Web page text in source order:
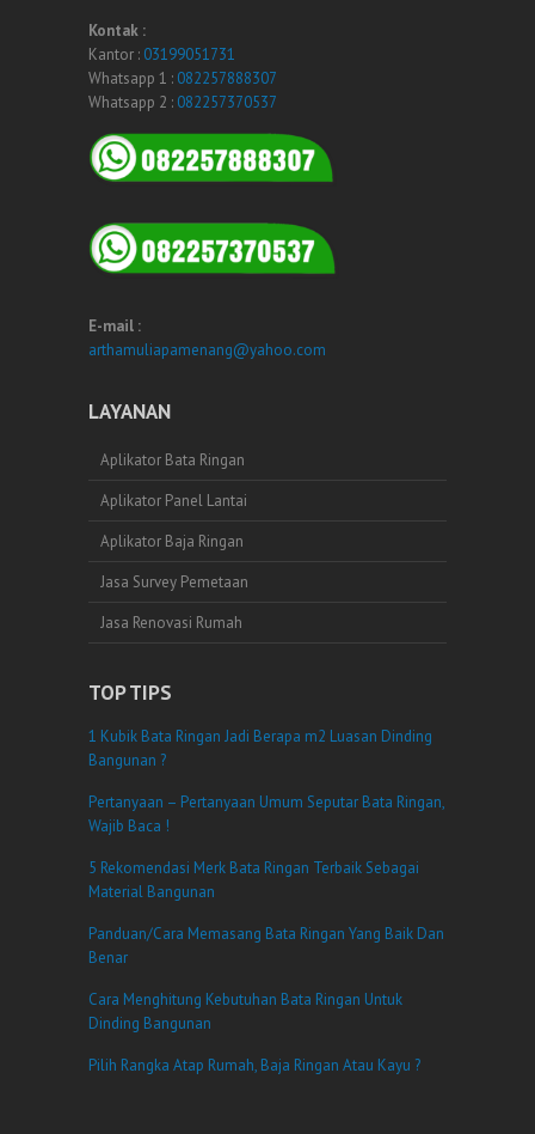
Kontak :
Kantor : 03199051731
Whatsapp 1 : 082257888307
Whatsapp 2 : 082257370537
E-mail :
arthamuliapamenang@yahoo.com
LAYANAN
Aplikator Bata Ringan
Aplikator Panel Lantai
Aplikator Baja Ringan
Jasa Survey Pemetaan
Jasa Renovasi Rumah
TOP TIPS
1 Kubik Bata Ringan Jadi Berapa m2 Luasan Dinding
Bangunan ?
Pertanyaan – Pertanyaan Umum Seputar Bata Ringan,
Wajib Baca !
5 Rekomendasi Merk Bata Ringan Terbaik Sebagai
Material Bangunan
Panduan/Cara Memasang Bata Ringan Yang Baik Dan
Benar
Cara Menghitung Kebutuhan Bata Ringan Untuk
Dinding Bangunan
Pilih Rangka Atap Rumah, Baja Ringan Atau Kayu ?